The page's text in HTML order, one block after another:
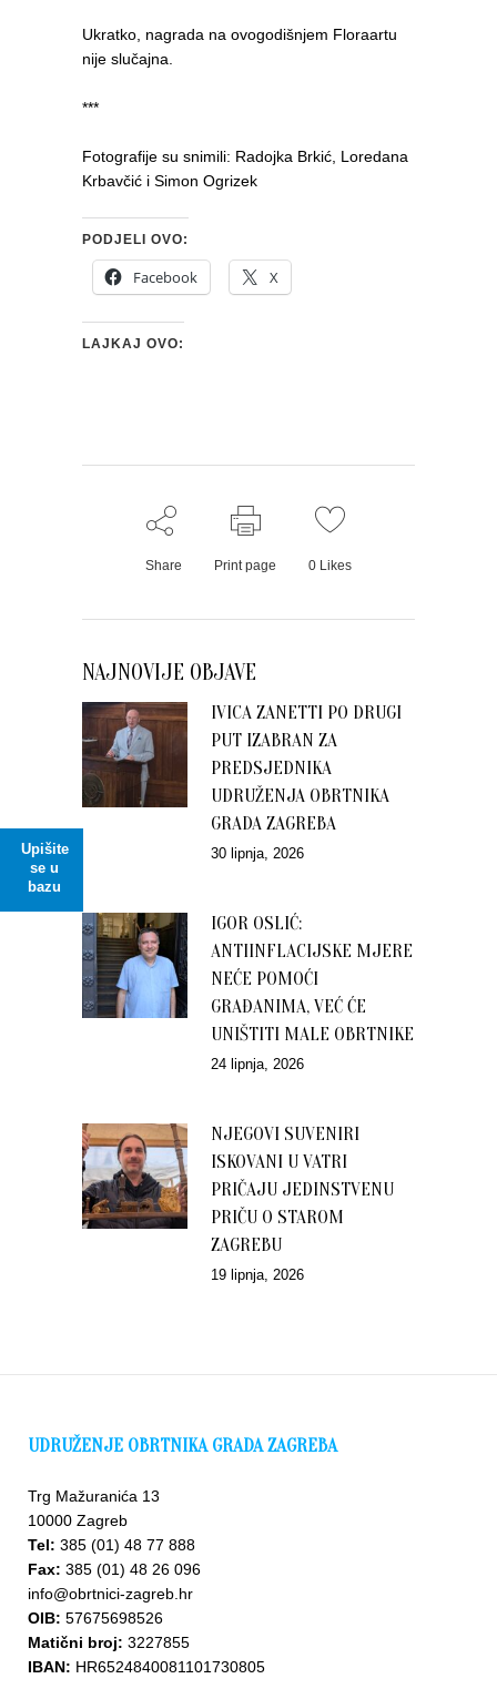
Upišite
se u
bazu
Ukratko, nagrada na ovogodišnjem Floraartu
nije slučajna.
***
Fotografije su snimili: Radojka Brkić, Loredana
Krbavčić i Simon Ogrizek
PODJELI OVO:
Facebook X
LAJKAJ OVO:
Share Print page 0 Likes
NAJNOVIJE OBJAVE
IVICA ZANETTI PO DRUGI
PUT IZABRAN ZA
PREDSJEDNIKA
UDRUŽENJA OBRTNIKA
GRADA ZAGREBA
30 lipnja, 2026
IGOR OSLIĆ:
ANTIINFLACIJSKE MJERE
NEĆE POMOĆI
GRAĐANIMA, VEĆ ĆE
UNIŠTITI MALE OBRTNIKE
24 lipnja, 2026
NJEGOVI SUVENIRI
ISKOVANI U VATRI
PRIČAJU JEDINSTVENU
PRIČU O STAROM
ZAGREBU
19 lipnja, 2026
UDRUŽENJE OBRTNIKA GRADA ZAGREBA
Trg Mažuranića 13
10000 Zagreb
Tel: 385 (01) 48 77 888
Fax: 385 (01) 48 26 096
info@obrtnici-zagreb.hr
OIB: 57675698526
Matični broj: 3227855
IBAN: HR6524840081101730805